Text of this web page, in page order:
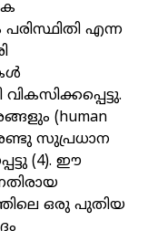
എന്ന
(human
രണ്ടു സുപ്രധാന
(4). ഈ
ഒരു പുതിയ